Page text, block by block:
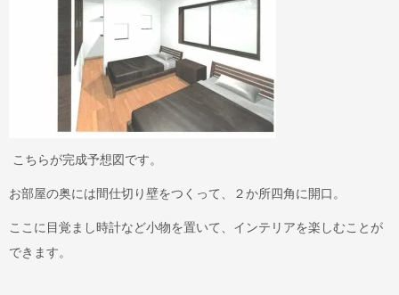
こちらが完成予想図です。
お部屋の奥には間仕切り壁をつくって、２か所四角に開口。
ここに目覚まし時計など小物を置いて、インテリアを楽しむことが
できます。